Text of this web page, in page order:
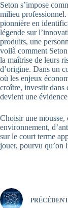
Seton s’impose
milieu
pionnière en
légende sur
produits, une
voilà comment
la maîtrise de leurs
d’origine. Dans un
où les enjeux
croître, investir dans
devient une
Choisir une mousse,
environnement,
sur le court terme
jouer, pourvu qu’on
PRÉCÉDENT